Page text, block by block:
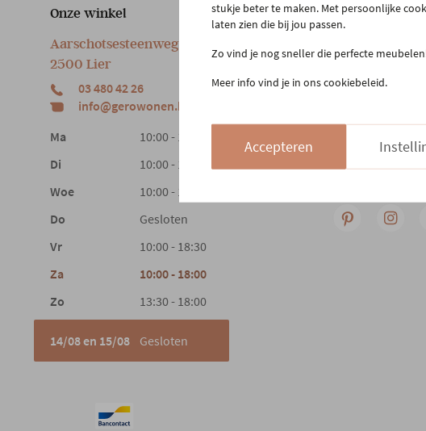
Onze winkel
Aarschotsesteenweg 151
2500 Lier
03 480 42 26
info@gerowonen.be
Ma
10:00 - 18:30
Di
10:00 - 18:30
Woe
10:00 - 18:30
Do
Gesloten
Vr
10:00 - 18:30
Za
10:00 - 18:00
Zo
13:30 - 18:00
14/08 en 15/08 Gesloten
Klantenservice
Contact &
Retourneren
03 480 42 26
stukje beter te maken. Met persoonlijke
laten zien die bij jou passen.
Zo vind je nog sneller die perfecte
Meer info vind je in ons cookiebeleid.
Accepteren